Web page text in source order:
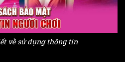
về sử dụng thông tin